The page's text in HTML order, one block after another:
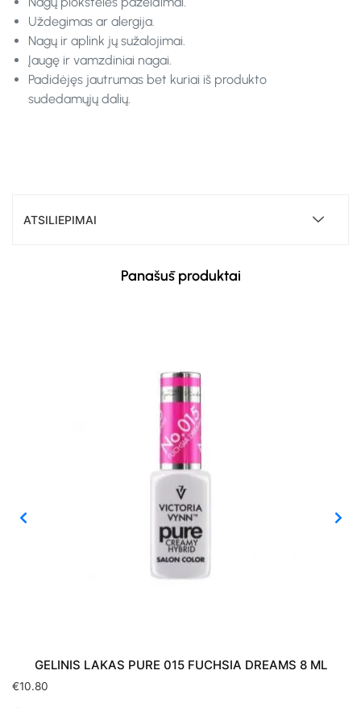
Uždegimas ar alergija.
Nagų ir aplink jų sužalojimai.
Įaugę ir vamzdiniai nagai.
Padidėjęs jautrumas bet kuriai iš produkto
sudedamųjų dalių.
ATSILIEPIMAI
Panašūs produktai
GELINIS LAKAS PURE 015 FUCHSIA DREAMS 8 ML
€10.80